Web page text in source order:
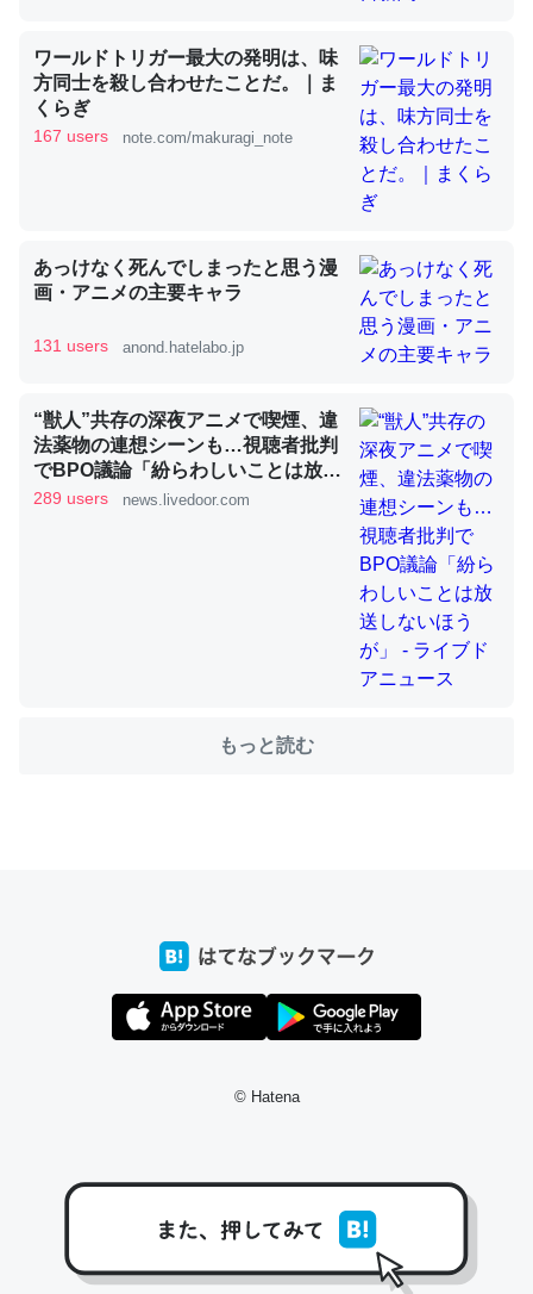
利だから両方が拮抗してるのでは」とあって面白い。海に
いる鋏角類（カブトガニ・ウミグモ）はカルシウムを使わ
ずキチンを強化してる筈だが、酵素が違うのか？
─ニュース :: 【研究発表】昆虫学の大問題＝「昆虫はなぜ海にいな
これを元に考えるとカルシウムを大量に使う脊椎動物と貝
類は苦労してるんだな…。腹足類だと殻を無くしてナメク
いのか」に関する新仮説
ウチもEchoを実家に置いて４年。でたまに覗いてる。ぼ
ちぼちRingも置こうかと画策中。あと、Googleマップで
位置情報を共有してる。電池残量や充電中かが分かるので
─たまにLINEするくらいだった遠方の父67歳と僕。ITツール導入で
それを実質100倍以上に伸ばす効果があるはず……
コミュニケーションが劇的に変化した｜tayorini by LIFULL介護
たいなのでネット環境作ったけどAlexaしか使わないので
回線代ほとんどかからないですよ。参考：
https://toyoshi.hatenablog.com/entry/2019/05/15/1805
ワールドトリガー最大の発明は、味
方同士を殺し合わせたことだ。｜ま
くらぎ
167 users note.com/makuragi_note
あっけなく死んでしまったと思う漫
画・アニメの主要キャラ
131 users anond.hatelabo.jp
“獣人”共存の深夜アニメで喫煙、違
法薬物の連想シーンも…視聴者批判
でBPO議論「紛らわしいことは放送
しないほうが」 - ライブドアニュー
289 users news.livedoor.com
もっと読む
© Hatena